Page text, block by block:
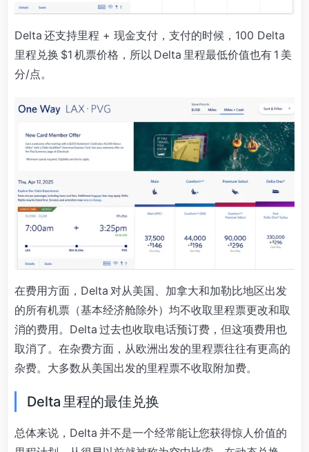
Delta 还支持里程 + 现金支付，支付的时候，100 Delta
里程兑换 $1 机票价格，所以 Delta 里程最低价值也有 1 美
分/点。
在费用方面，Delta 对从美国、加拿大和加勒比地区出发
的所有机票（基本经济舱除外）均不收取里程票更改和取
消的费用。Delta 过去也收取电话预订费，但这项费用也
取消了。在杂费方面，从欧洲出发的里程票往往有更高的
杂费。大多数从美国出发的里程票不收取附加费。
Delta 里程的最佳兑换
总体来说，Delta 并不是一个经常能让您获得惊人价值的